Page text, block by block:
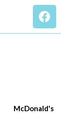
McDonald's